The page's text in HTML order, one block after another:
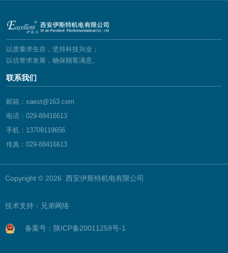
以质量求生存，坚持科技兴业；
以信誉求发展，确保顾客满意。
联系我们
邮箱：xaest@163.com
电话：029-88416613
手机：13709119656
传真：029-88416613
Copyright © 2026 西安伊斯特机电有限公司
技术支持： 兄弟网络
备案号：陕ICP备20011259号-1